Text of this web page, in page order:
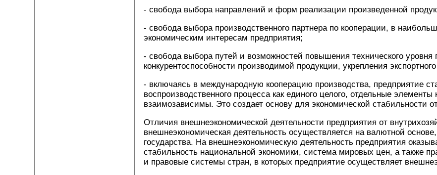
- свобода выбора направлений и форм реализации произведенной
- свобода выбора производственного партнера по кооперации, в
экономическим интересам предприятия;
- свобода выбора путей и возможностей повышения технического уровня
конкурентоспособности производимой продукции, укрепления
- включаясь в международную кооперацию производства, предприятие
воспроизводственного процесса как единого целого, отдельные элементы
взаимозависимы. Это создает основу для экономической стабильности
Отличия внешнеэкономической деятельности предприятия от
внешнеэкономическая деятельность осуществляется на валютной
государства. На внешнеэкономическую деятельность предприятия
стабильность национальной экономики, система мировых цен, а также
и правовые системы стран, в которых предприятие осуществляет